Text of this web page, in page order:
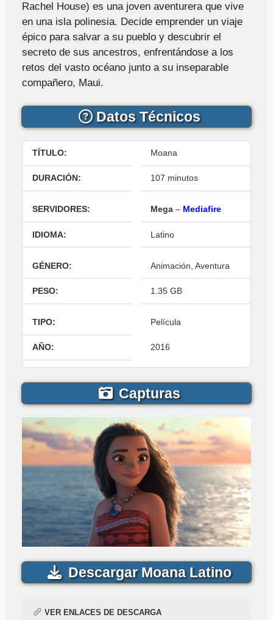
Rachel House) es una joven aventurera que vive
en una isla polinesia. Decide emprender un viaje
épico para salvar a su pueblo y descubrir el
secreto de sus ancestros, enfrentándose a los
retos del vasto océano junto a su inseparable
compañero, Maui.
Datos Técnicos
TÍTULO: Moana
DURACIÓN: 107 minutos
SERVIDORES: Mega – Mediafire
IDIOMA: Latino
GÉNERO: Animación, Aventura
PESO: 1.35 GB
TIPO: Película
AÑO: 2016
Capturas
Descargar Moana Latino
VER ENLACES DE DESCARGA